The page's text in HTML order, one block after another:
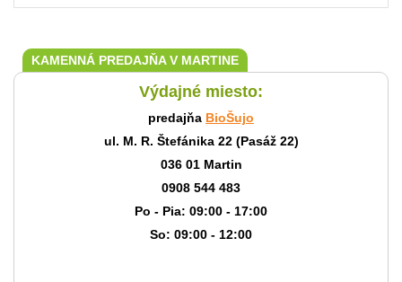
KAMENNÁ PREDAJŇA V MARTINE
Výdajné miesto:
predajňa BioŠujo
ul. M. R. Štefánika 22 (Pasáž 22)
036 01 Martin
0908 544 483
Po - Pia: 09:00 - 17:00
So: 09:00 - 12:00